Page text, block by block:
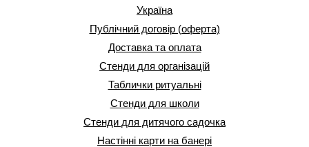
Україна
Публічний договір (оферта)
Доставка та оплата
Стенди для організацій
Таблички ритуальні
Стенди для школи
Стенди для дитячого садочка
Настінні карти на банері